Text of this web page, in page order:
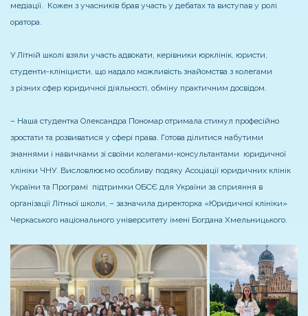
медіації. Кожен з учасників брав участь у дебатах та виступав у ролі
оратора.
У Літній школі взяли участь адвокати, керівники юрклінік, юристи,
студенти-клініцисти, що надало можливість знайомства з колегами
з різних сфер юридичної діяльності, обміну практичним досвідом.
– Наша студентка Олександра Пономар отримала стимул професійно
зростати та розвиватися у сфері права. Готова ділитися набутими
знаннями і навичками зі своїми колегами-консультантами юридичної
клініки ЧНУ. Висловлюємо особливу подяку Асоціації юридичних клінік
України та Програмі підтримки ОБСЄ для України за сприяння в
організації Літньої школи, – зазначила директорка «Юридичної клініки»
Черкаського національного університету імені Богдана Хмельницького.